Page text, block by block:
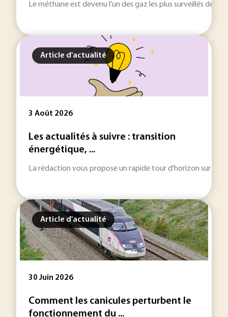
Le méthane est devenu l’un des gaz les plus surveillés de
Article d'actualité
3 Août 2026
Les actualités à suivre : transition
énergétique, ...
La rédaction vous propose un rapide tour d'horizon sur les
Article d'actualité
30 Juin 2026
Comment les canicules perturbent le
fonctionnement du ...